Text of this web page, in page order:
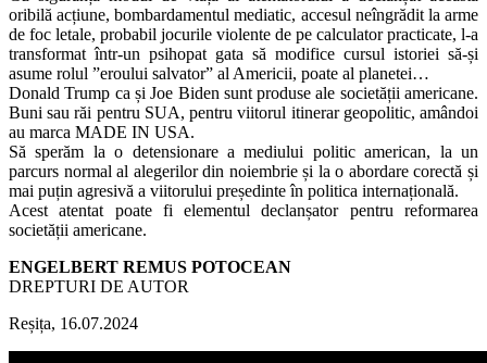
oribilă acțiune, bombardamentul mediatic, accesul neîngrădit la arme
de foc letale, probabil jocurile violente de pe calculator practicate, l-a
transformat într-un psihopat gata să modifice cursul istoriei să-și
asume rolul ”eroului salvator” al Americii, poate al planetei…
Donald Trump ca și Joe Biden sunt produse ale societății americane.
Buni sau răi pentru SUA, pentru viitorul itinerar geopolitic, amândoi
au marca MADE IN USA.
Să sperăm la o detensionare a mediului politic american, la un
parcurs normal al alegerilor din noiembrie și la o abordare corectă și
mai puțin agresivă a viitorului președinte în politica internațională.
Acest atentat poate fi elementul declanșator pentru reformarea
societății americane.
ENGELBERT REMUS POTOCEAN
DREPTURI DE AUTOR
Reșița, 16.07.2024